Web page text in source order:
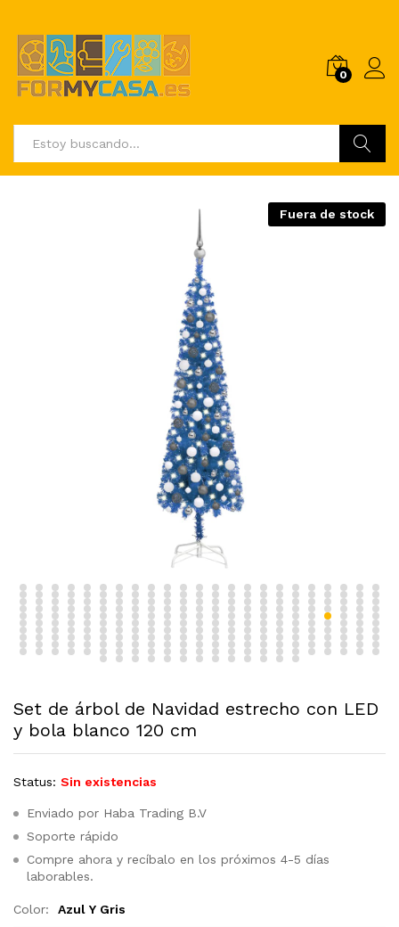
0
Fuera de stock
Set de árbol de Navidad estrecho con LED
y bola blanco 120 cm
Status: Sin existencias
Enviado por Haba Trading B.V
Soporte rápido
Compre ahora y recíbalo en los próximos 4-5 días
laborables.
Color: Azul Y Gris